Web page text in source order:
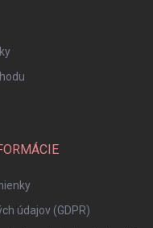
údajov (GDPR)